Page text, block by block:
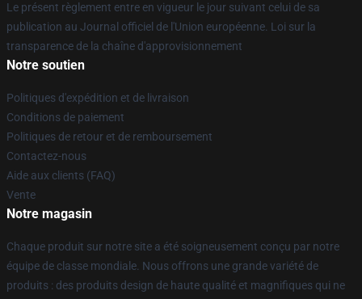
Le présent règlement entre en vigueur le jour suivant celui de sa
publication au Journal officiel de l'Union européenne. Loi sur la
transparence de la chaîne d'approvisionnement
Notre soutien
Politiques d'expédition et de livraison
Conditions de paiement
Politiques de retour et de remboursement
Contactez-nous
Aide aux clients (FAQ)
Vente
Notre magasin
Chaque produit sur notre site a été soigneusement conçu par notre
équipe de classe mondiale. Nous offrons une grande variété de
produits : des produits design de haute qualité et magnifiques qui ne